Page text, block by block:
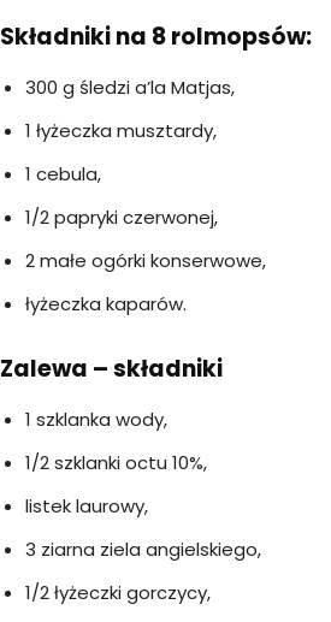
Składniki na 8 rolmopsów:
300 g śledzi a’la Matjas,
1 łyżeczka musztardy,
1 cebula,
1/2 papryki czerwonej,
2 małe ogórki konserwowe,
łyżeczka kaparów.
Zalewa – składniki
1 szklanka wody,
1/2 szklanki octu 10%,
listek laurowy,
3 ziarna ziela angielskiego,
1/2 łyżeczki gorczycy,